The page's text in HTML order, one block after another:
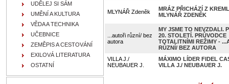
MLYNÁŘ Zdeněk
MRÁZ PŘICHÁZÍ Z
MLYNÁŘ ZDENĚK
...autoři různí/ bez
autora
MY JSME TO NEVZDALI.
20. STOLETÍ. PRŮVODCE
TOTALITNÍMI REŽIMY -
RŮZNÍ/ BEZ AUTORA
VILLA J./
NEUBAUER J.
MÁXIMO LÍDER FIDEL
VILLA J./ NEUBAUER J.
UDĚLEJ SI SÁM
UMĚNÍ A KULTURA
VĚDA A TECHNIKA
UČEBNICE
ZEMĚPIS A CESTOVÁNÍ
EXILOVÁ LITERATURA
OSTATNÍ